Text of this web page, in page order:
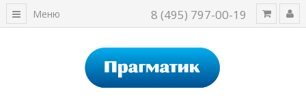
8 (495) 797-00-19
Меню